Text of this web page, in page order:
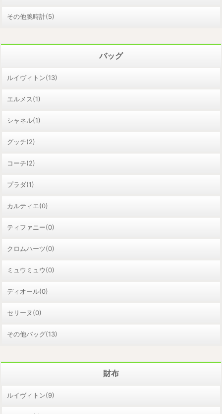
その他腕時計(5)
バッグ
ルイヴィトン(13)
エルメス(1)
シャネル(1)
グッチ(2)
コーチ(2)
プラダ(1)
カルティエ(0)
ティファニー(0)
クロムハーツ(0)
ミュウミュウ(0)
ディオール(0)
セリーヌ(0)
その他バッグ(13)
財布
ルイヴィトン(9)